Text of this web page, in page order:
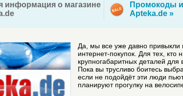
информация о магазине
Промокоды
Apteka.de »
Да, мы все уже давно привыкли
интернет-покупок. Для тех, кто
крупногабаритных деталей
Пока вы трусливо боитесь
если не подойдёт эти люди
планируют прогулку на